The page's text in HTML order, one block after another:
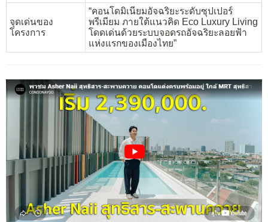
จุดเด่นของ
โครงการ
“คอนโดมิเนียมอัจฉริยะระดับซุปเปอร์
พรีเมียม ภายใต้แนวคิด Eco Luxury Living
โดดเด่นด้วยระบบจอดรถอัจฉริยะลอยฟ้า
แห่งแรกของเมืองไทย”